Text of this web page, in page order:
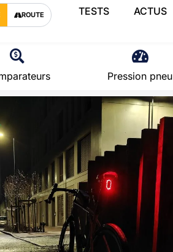
ROUTE TESTS ACTUS
Pression pneu